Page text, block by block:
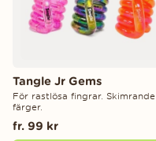
Tangle Jr Gems
För rastlösa fingrar. Skimrande
färger.
fr. 99 kr